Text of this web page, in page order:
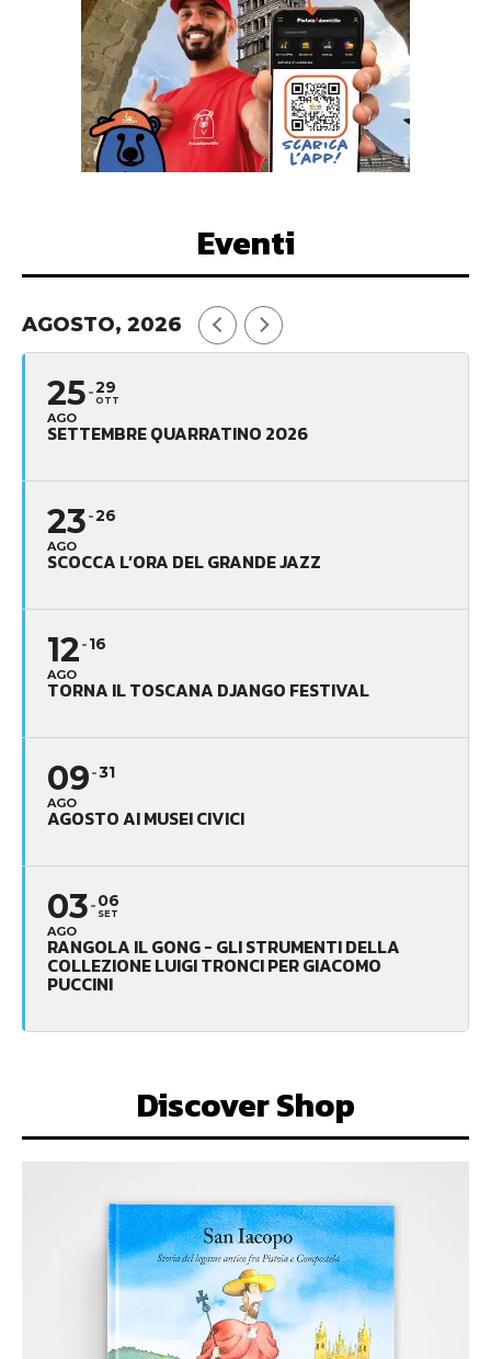
Eventi
AGOSTO, 2026
25
AGO
29
OTT
SETTEMBRE QUARRATINO 2026
23
AGO
26
SCOCCA L’ORA DEL GRANDE JAZZ
12
AGO
16
TORNA IL TOSCANA DJANGO FESTIVAL
09
AGO
31
AGOSTO AI MUSEI CIVICI
03
AGO
06
SET
RANGOLA IL GONG - GLI STRUMENTI DELLA
COLLEZIONE LUIGI TRONCI PER GIACOMO
PUCCINI
Discover Shop